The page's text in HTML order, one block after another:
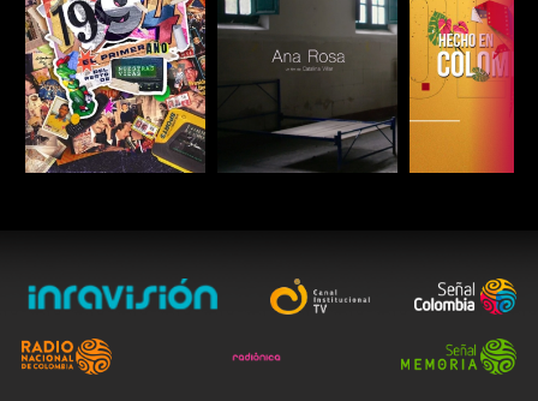
ESCUCHAR ESCUCHAR